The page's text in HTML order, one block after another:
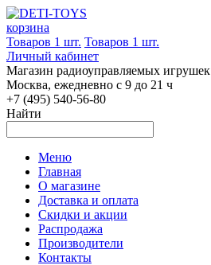
корзина
Товаров 1 шт. Товаров 1 шт.
Личный кабинет
Магазин радиоуправляемых игрушек
Москва, ежедневно с 9 до 21 ч
+7 (495) 540-56-80
Найти
Меню
Главная
О магазине
Доставка и оплата
Скидки и акции
Распродажа
Производители
Контакты